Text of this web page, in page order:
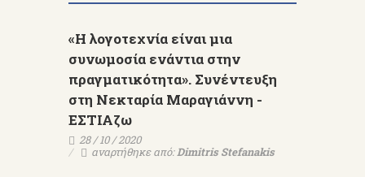
«Η λογοτεχνία είναι μια
συνωμοσία ενάντια στην
πραγματικότητα». Συνέντευξη
στη Νεκταρία Μαραγιάννη -
ΕΣΤΙΑζω
28 / 10 / 2020
αναρτήθηκε από:Dimitris Stefanakis